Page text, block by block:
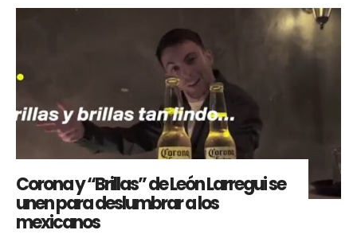
Corona y “Brillas” de León Larregui se
unen para deslumbrar a los
mexicanos